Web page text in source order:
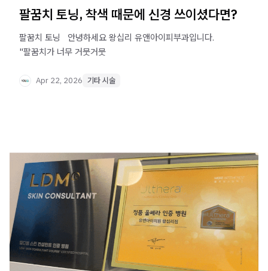
팔꿈치 토닝, 착색 때문에 신경 쓰이셨다면?
팔꿈치 토닝 ​ ​ 안녕하세요 왕십리 유앤아이피부과입니다. ​ ​
"팔꿈치가 너무 거뭇거뭇
Apr 22, 2026 기타 시술